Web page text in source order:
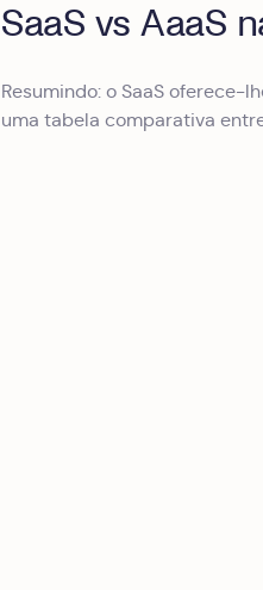
SaaS vs AaaS
Resumindo: o SaaS oferece-
uma tabela comparativa